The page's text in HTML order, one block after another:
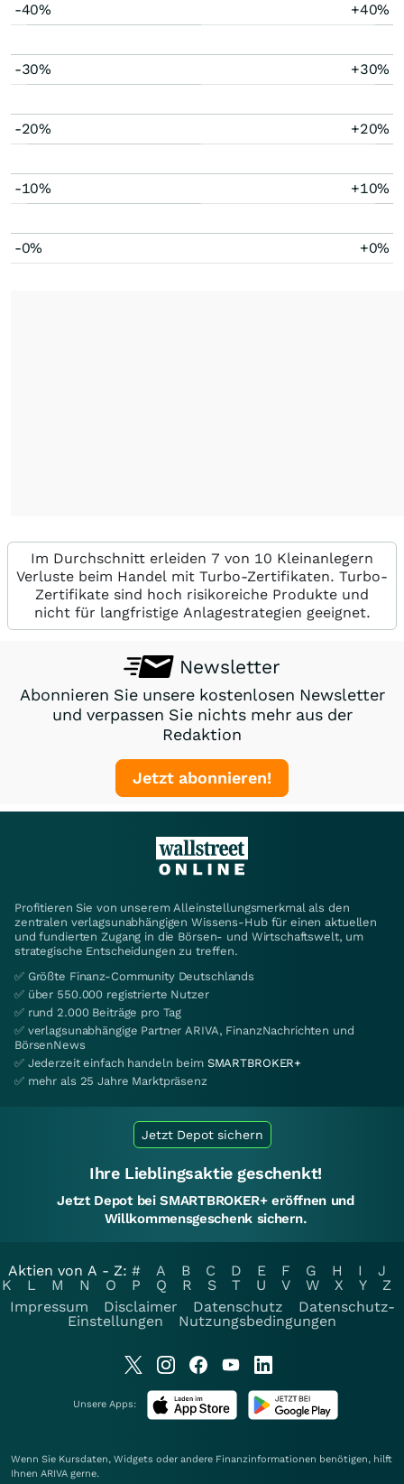
-40% +40%
-30% +30%
-20% +20%
-10% +10%
-0% +0%
Im Durchschnitt erleiden 7 von 10 Kleinanlegern
Verluste beim Handel mit Turbo-Zertifikaten. Turbo-
Zertifikate sind hoch risikoreiche Produkte und
nicht für langfristige Anlagestrategien geeignet.
Newsletter
Abonnieren Sie unsere kostenlosen Newsletter
und verpassen Sie nichts mehr aus der
Redaktion
Jetzt abonnieren!
Profitieren Sie von unserem Alleinstellungsmerkmal als den
zentralen verlagsunabhängigen Wissens-Hub für einen aktuellen
und fundierten Zugang in die Börsen- und Wirtschaftswelt, um
strategische Entscheidungen zu treffen.
✅ Größte Finanz-Community Deutschlands
✅ über 550.000 registrierte Nutzer
✅ rund 2.000 Beiträge pro Tag
✅ verlagsunabhängige Partner ARIVA, FinanzNachrichten und
BörsenNews
✅ Jederzeit einfach handeln beim SMARTBROKER+
✅ mehr als 25 Jahre Marktpräsenz
Jetzt Depot sichern
Ihre Lieblingsaktie geschenkt!
Jetzt Depot bei SMARTBROKER+ eröffnen und
Willkommensgeschenk sichern.
Aktien von A - Z: # A B C D E F G H I
J
K
L M N O P Q R S T U V W X Y
Z
Impressum
Disclaimer Datenschutz
Datenschutz-
Einstellungen
Nutzungsbedingungen
Unsere Apps:
Wenn Sie Kursdaten, Widgets oder andere Finanzinformationen benötigen, hilft
Ihnen ARIVA gerne.